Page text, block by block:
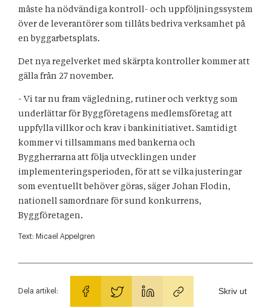
måste ha nödvändiga kontroll- och uppföljningssystem
över de leverantörer som tillåts bedriva verksamhet på
en byggarbetsplats.
Det nya regelverket med skärpta kontroller kommer att
gälla från 27 november.
- Vi tar nu fram vägledning, rutiner och verktyg som
underlättar för Byggföretagens medlemsföretag att
uppfylla villkor och krav i bankinitiativet. Samtidigt
kommer vi tillsammans med bankerna och
Byggherrarna att följa utvecklingen under
implementeringsperioden, för att se vilka justeringar
som eventuellt behöver göras, säger Johan Flodin,
nationell samordnare för sund konkurrens,
Byggföretagen.
Text: Micael Appelgren
Dela artikel: Skriv ut